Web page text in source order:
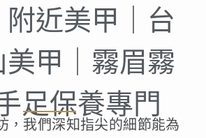
近美甲｜台
甲｜霧眉霧
足保養專門
，我們深知指尖的細節能為